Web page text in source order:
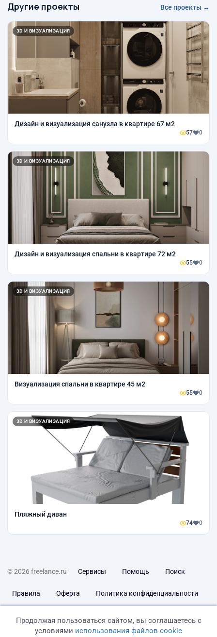
Другие проекты Все проекты →
3D И ВИЗУАЛИЗАЦИЯ
Дизайн и визуализация санузла в квартире 67 м2
57 0
3D И ВИЗУАЛИЗАЦИЯ
Дизайн и визуализация спальни в квартире 72 м2
55 0
3D И ВИЗУАЛИЗАЦИЯ
Визуализация спальни в квартире 45 м2
55 0
3D И ВИЗУАЛИЗАЦИЯ
Пляжный диван
74 0
© 2026 freelance.ru Сервисы Помощь Поиск
Правила Оферта Политика конфиденциальности
Продолжая пользоваться сайтом, вы соглашаетесь с
условиями использования файлов cookie